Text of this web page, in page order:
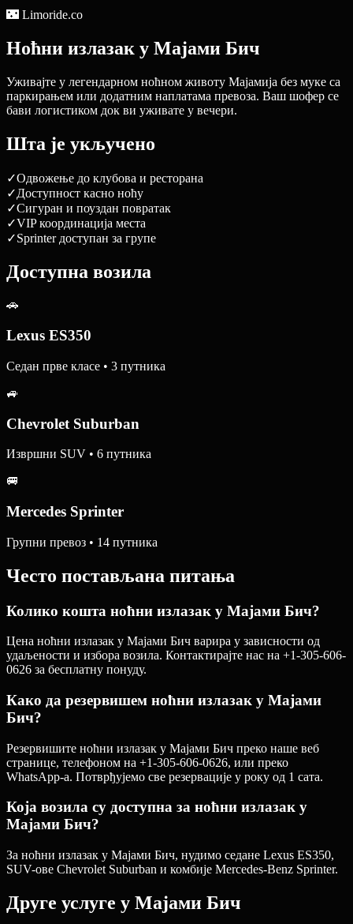
🌃 Limoride.co
Ноћни излазак у Мајами Бич
Уживајте у легендарном ноћном животу Мајамија без муке са
паркирањем или додатним наплатама превоза. Ваш шофер се
бави логистиком док ви уживате у вечери.
Шта је укључено
✓Одвожење до клубова и ресторана
✓Доступност касно ноћу
✓Сигуран и поуздан повратак
✓VIP координација места
✓Sprinter доступан за групе
Доступна возила
🚗
Lexus ES350
Седан прве класе • 3 путника
🚙
Chevrolet Suburban
Извршни SUV • 6 путника
🚐
Mercedes Sprinter
Групни превоз • 14 путника
Често постављана питања
Колико кошта ноћни излазак у Мајами Бич?
Цена ноћни излазак у Мајами Бич варира у зависности од
удаљености и избора возила. Контактирајте нас на +1-305-606-
0626 за бесплатну понуду.
Како да резервишем ноћни излазак у Мајами
Бич?
Резервишите ноћни излазак у Мајами Бич преко наше веб
странице, телефоном на +1-305-606-0626, или преко
WhatsApp-а. Потврђујемо све резервације у року од 1 сата.
Која возила су доступна за ноћни излазак у
Мајами Бич?
За ноћни излазак у Мајами Бич, нудимо седане Lexus ES350,
SUV-ове Chevrolet Suburban и комбије Mercedes-Benz Sprinter.
Друге услуге у Мајами Бич